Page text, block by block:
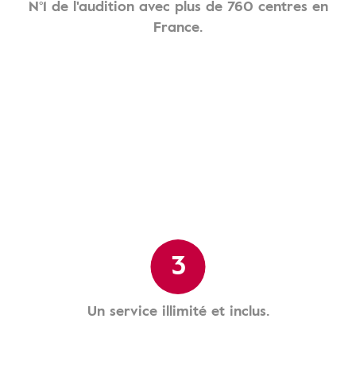
N°1 de l'audition avec plus de 760 centres en
France.
3
Un service illimité et inclus.